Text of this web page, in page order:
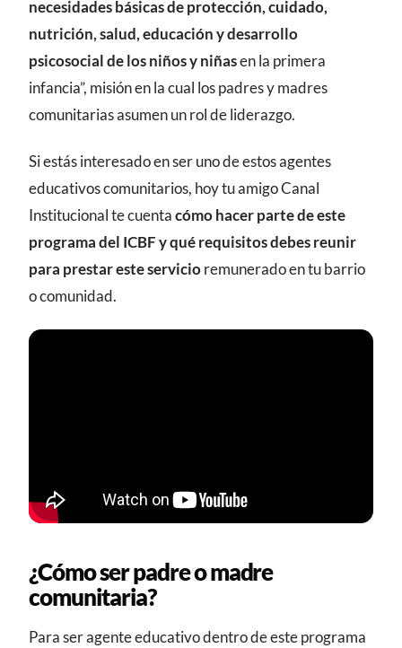
necesidades básicas de protección, cuidado,
nutrición, salud, educación y desarrollo
psicosocial de los niños y niñasen la primera
infancia”, misión en la cual los padres y madres
comunitarias asumen un rol de liderazgo.
Si estás interesado en ser uno de estos agentes
educativos comunitarios, hoy tu amigo Canal
Institucional te cuentacómo hacer parte de este
programa del ICBF y qué requisitos debes reunir
para prestar este servicioremunerado en tu barrio
o comunidad.
¿Cómo ser padre o madre
comunitaria?
Para ser agente educativo dentro de este programa